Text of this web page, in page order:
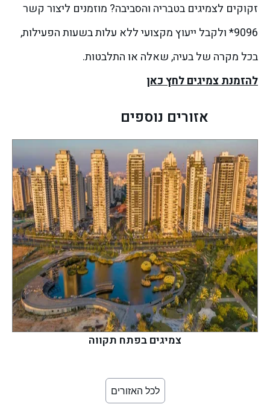
זקוקים לצמיגים בטבריה והסביבה? מוזמנים ליצור קשר
9096* ולקבל ייעוץ מקצועי ללא עלות בשעות הפעילות,
בכל מקרה של בעיה, שאלה או התלבטות.
להזמנת צמיגים לחץ כאן
אזורים נוספים
צמיגים בפתח תקווה
לכל האזורים